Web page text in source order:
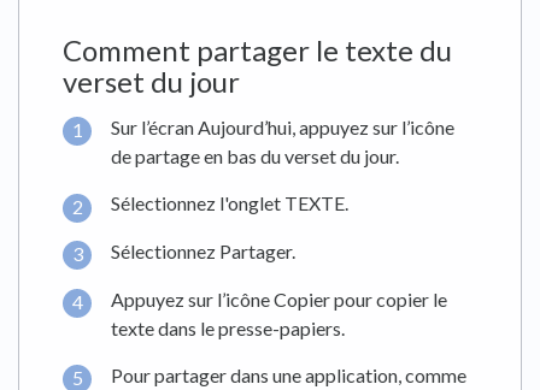
Comment partager le texte du
verset du jour
Sur l’écran Aujourd’hui, appuyez sur l’icône
de partage en bas du verset du jour.
Sélectionnez l'onglet TEXTE.
Sélectionnez Partager.
Appuyez sur l’icône Copier pour copier le
texte dans le presse-papiers.
Pour partager dans une application, comme